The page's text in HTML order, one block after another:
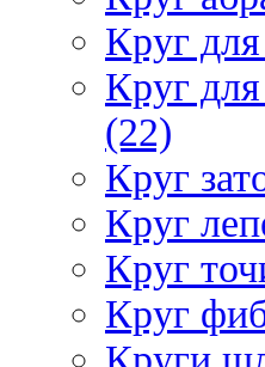
Круг
Круг
(22)
Круг
Круг
Круг
Круг